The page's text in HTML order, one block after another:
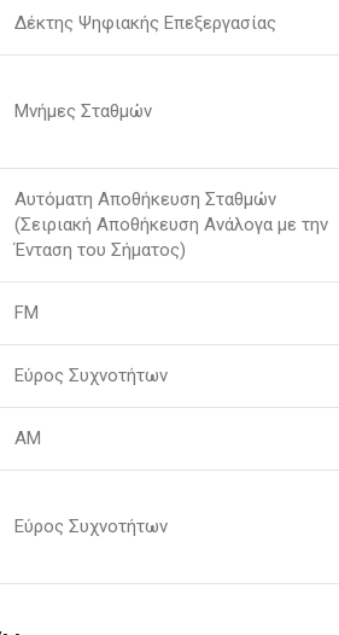
Δέκτης Ψηφιακής Επεξεργασίας
Μνήμες Σταθμών
Αυτόματη Αποθήκευση Σταθμών
(Σειριακή Αποθήκευση Ανάλογα με την
Ένταση του Σήματος)
FM
Εύρος Συχνοτήτων
AM
Εύρος Συχνοτήτων